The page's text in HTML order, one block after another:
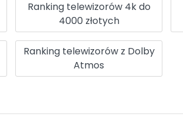
Ranking telewizorów 4k do
4000 złotych
Ranking telewizorów z Dolby
Atmos